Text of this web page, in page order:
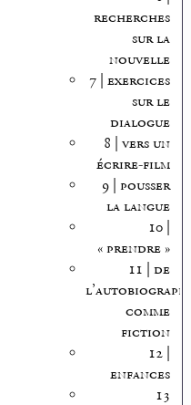
recherches
sur la
nouvelle
7 | exercices
sur le
dialogue
8 | vers un
écrire-film
9 | pousser
la langue
10 |
« prendre »
11 | de
l’autobiographie
comme
fiction
12 |
enfances
13